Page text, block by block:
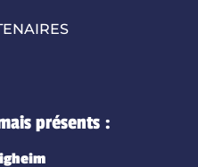
présents :